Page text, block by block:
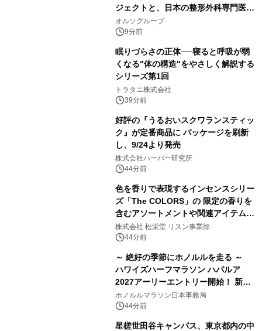
ジェクトと、日本の整形外科専門医が
サステナブルな「エシカル・ツバメの
巣」の共同臨床検証を開始
オルソグループ
9分前
眠りづらさの正体──寝ると呼吸が弱
くなる"体の構造"をやさしく解説する
シリーズ第1回
トラタニ株式会社
39分前
好評の『うるおいスクワランスティッ
ク』が定番商品に パッケージを刷新
し、9/24より発売
株式会社ハーバー研究所
44分前
色を香りで表現するインセンスシリー
ズ「The COLORS」の 限定の香りを
含むアソートメントや関連アイテムを
8月6日発売
株式会社 松栄堂 リスン事業部
44分前
～ 絶好の季節にホノルルを走る ～
ハワイズハーフマラソン ハパルア
2027アーリーエントリー開始！ 新カ
テゴリー「ハパルアIKI(イキ)」(約
13.4km)が登場
ホノルルマラソン日本事務局
44分前
星槎世田谷キャンパス、東京都内の中